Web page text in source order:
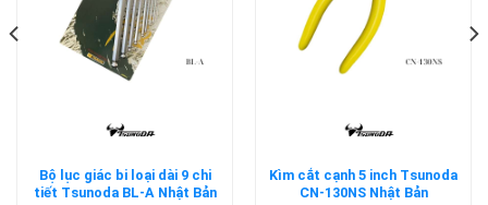
Bộ lục giác bi loại dài 9 chi
tiết Tsunoda BL-A Nhật Bản
Kìm cắt cạnh 5 inch Tsunoda
CN-130NS Nhật Bản